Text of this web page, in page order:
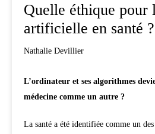
Quelle éthique pour
artificielle en santé ?
Nathalie Devillier
L’ordinateur et ses algorithmes
médecine comme un autre ?
La santé a été identifiée comme un